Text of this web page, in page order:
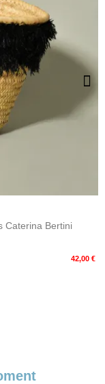
Caterina Bertini
42,00 €